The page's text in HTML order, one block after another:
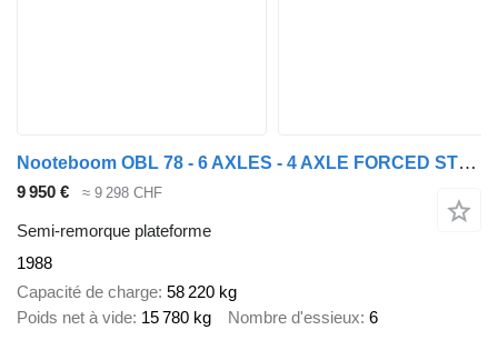
Nooteboom OBL 78 - 6 AXLES - 4 AXLE FORCED STEERING
9 950 € ≈ 9 298 CHF
Semi-remorque plateforme
1988
Capacité de charge 58 220 kg
Poids net à vide 15 780 kg Nombre d'essieux 6